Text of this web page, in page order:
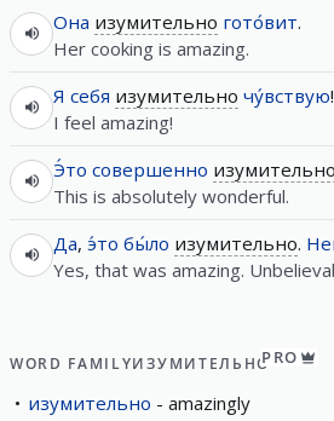
Она изумительно гото́вит.
Her cooking is amazing.
Я себя изумительно чу́вствую!
I feel amazing!
Э́то совершенно изумительно
This is absolutely wonderful.
Да, э́то бы́ло изумительно.
Yes, that was amazing.
WORD FAMILYИЗУМИТЕЛЬНОPRO
изумительно amazingly